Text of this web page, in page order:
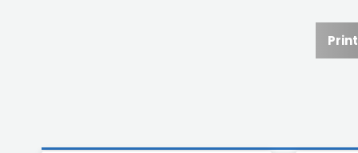
Print